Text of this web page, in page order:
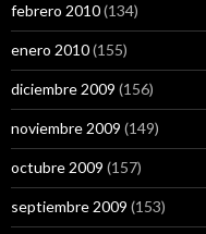
febrero 2010(134)
enero 2010(155)
diciembre 2009 (156)
noviembre 2009 (149)
octubre 2009 (157)
septiembre 2009 (153)